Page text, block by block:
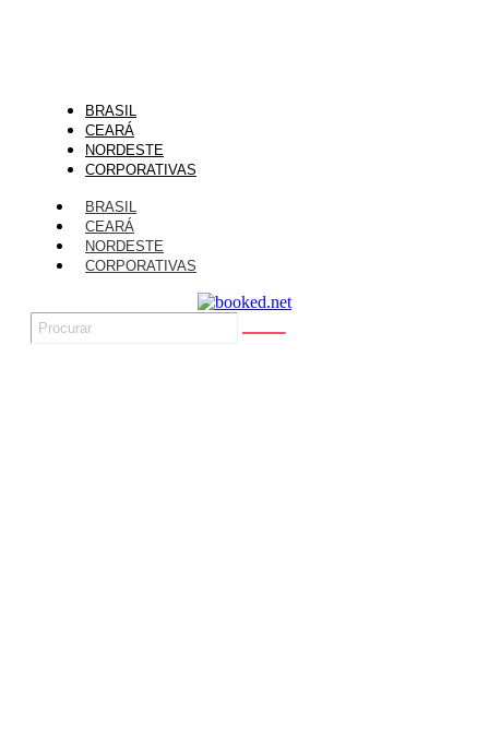
BRASIL
CEARÁ
NORDESTE
CORPORATIVAS
BRASIL
CEARÁ
NORDESTE
CORPORATIVAS